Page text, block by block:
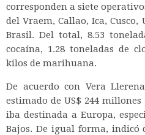
corresponden a siete
del Vraem, Callao, Ica,
Brasil. Del total, 8.53
cocaína, 1.28 toneladas de
kilos de marihuana.
De acuerdo con Vera
estimado de US$ 244
iba destinada a Europa,
Bajos. De igual forma, indicó